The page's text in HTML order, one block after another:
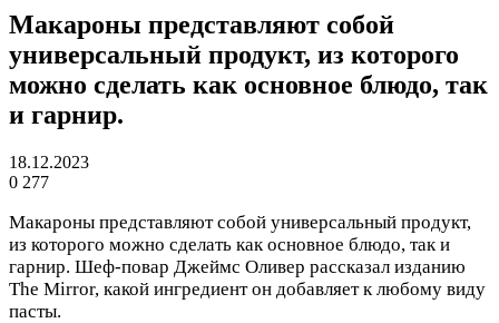
Макароны представляют собой
универсальный продукт, из которого
можно сделать как основное блюдо, так
и гарнир.
18.12.2023
0 277
Макароны представляют собой универсальный продукт,
из которого можно сделать как основное блюдо, так и
гарнир. Шеф-повар Джеймс Оливер рассказал изданию
The Mirror, какой ингредиент он добавляет к любому виду
пасты.